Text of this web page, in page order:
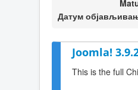
Joomla!
This is the full